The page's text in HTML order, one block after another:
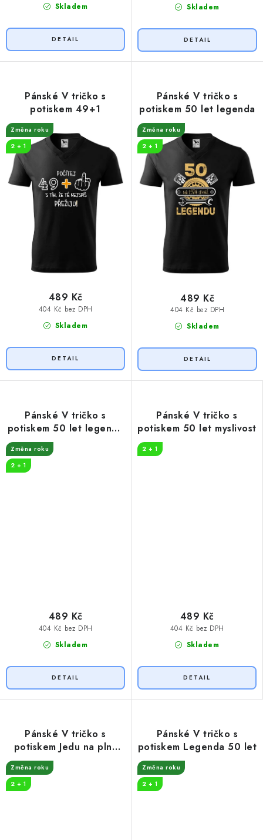
Skladem Skladem
Pánské V tričko s
potiskem 49+1
Změna roku
2 + 1
Skladem
404 Kč bez DPH
489 Kč
Pánské V tričko s
potiskem 50 let legenda
Změna roku
2 + 1
Skladem
404 Kč bez DPH
489 Kč
Pánské V tričko s
potiskem 50 let legenda
fotbal
Změna roku
2 + 1
Skladem
404 Kč bez DPH
489 Kč
Pánské V tričko s
potiskem 50 let myslivost
2 + 1
Skladem
404 Kč bez DPH
489 Kč
Pánské V tričko s
potiskem Jedu na plný
Změna roku
2 + 1
Pánské V tričko s
potiskem Legenda 50 let
Změna roku
2 + 1